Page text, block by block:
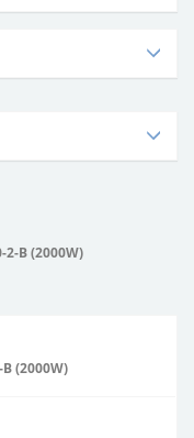
B (2000W)
(2000W)